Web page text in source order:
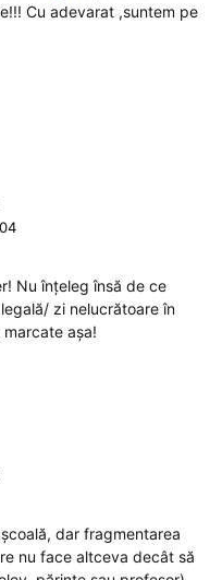
Cu adevarat ,suntem pe
Nu înțeleg însă de ce
zi nelucrătoare în
așa!
dar fragmentarea
nu face altceva decât să